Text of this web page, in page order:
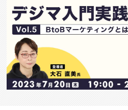
RECRUIT
クリエイター求人を探す
CREATIVE JOB求人検索
特集求人
採用説明会
転職支援サービス
CONTENTS